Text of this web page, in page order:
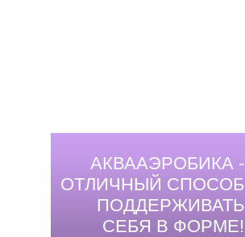
АКВААЭРОБИКА -
ОТЛИЧНЫЙ СПОСОБ
ПОДДЕРЖИВАТЬ
СЕБЯ В ФОРМЕ!